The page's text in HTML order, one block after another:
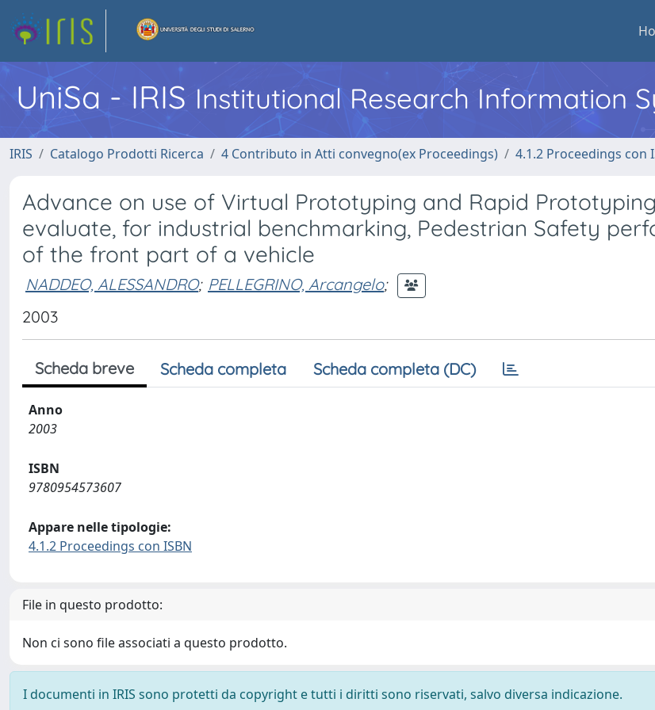
UniSa - IRIS Institutional Research Information
IRIS Catalogo Prodotti Ricerca 4 Contributo in Atti convegno(ex Proceedings) 4.1.2 Proceedings con
Advance on use of Virtual Prototyping and Rapid
evaluate, for industrial benchmarking, Pedestrian Safety
of the front part of a vehicle
NADDEO, ALESSANDRO; PELLEGRINO, Arcangelo;
2003
Scheda breve Scheda completa Scheda completa (DC)
Anno
2003
ISBN
9780954573607
Appare nelle tipologie:
4.1.2 Proceedings con ISBN
File in questo prodotto:
Non ci sono file associati a questo prodotto.
I documenti in IRIS sono protetti da copyright e tutti i diritti sono riservati, salvo diversa indicazione.